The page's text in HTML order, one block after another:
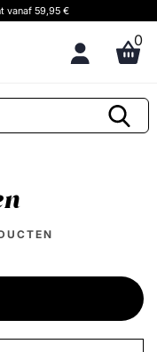
vanaf 59,95 €
0